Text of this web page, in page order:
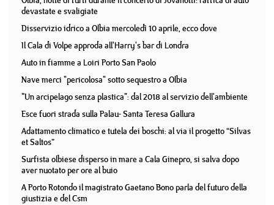
devastate e svaligiate
Disservizio idrico a Olbia mercoledì 10 aprile, ecco dove
Il Cala di Volpe approda all'Harry's bar di Londra
Auto in fiamme a Loiri Porto San Paolo
Nave merci "pericolosa" sotto sequestro a Olbia
"Un arcipelago senza plastica": dal 2018 al servizio dell'ambiente
Esce fuori strada sulla Palau- Santa Teresa Gallura
Adattamento climatico e tutela dei boschi: al via il progetto “Silvas
et Saltos”
Surfista olbiese disperso in mare a Cala Ginepro, si salva dopo
aver nuotato per ore al buio
A Porto Rotondo il magistrato Gaetano Bono parla del futuro della
giustizia e del Csm